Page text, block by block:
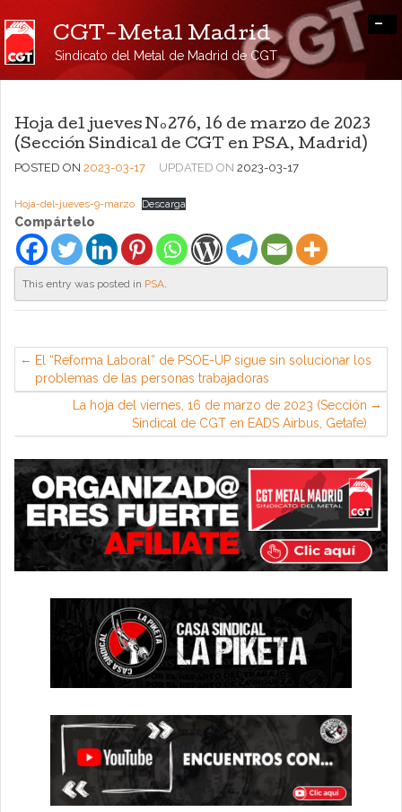
CGT-Metal Madrid
Sindicato del Metal de Madrid de CGT
-
Hoja del jueves Nº276, 16 de marzo de 2023
(Sección Sindical de CGT en PSA, Madrid)
POSTED ON 2023-03-17 UPDATED ON 2023-03-17
Hoja-del-jueves-9-marzo Descarga
Compártelo
This entry was posted in PSA.
El “Reforma Laboral” de PSOE-UP sigue sin solucionar los
problemas de las personas trabajadoras
La hoja del viernes, 16 de marzo de 2023 (Sección
Sindical de CGT en EADS Airbus, Getafe)